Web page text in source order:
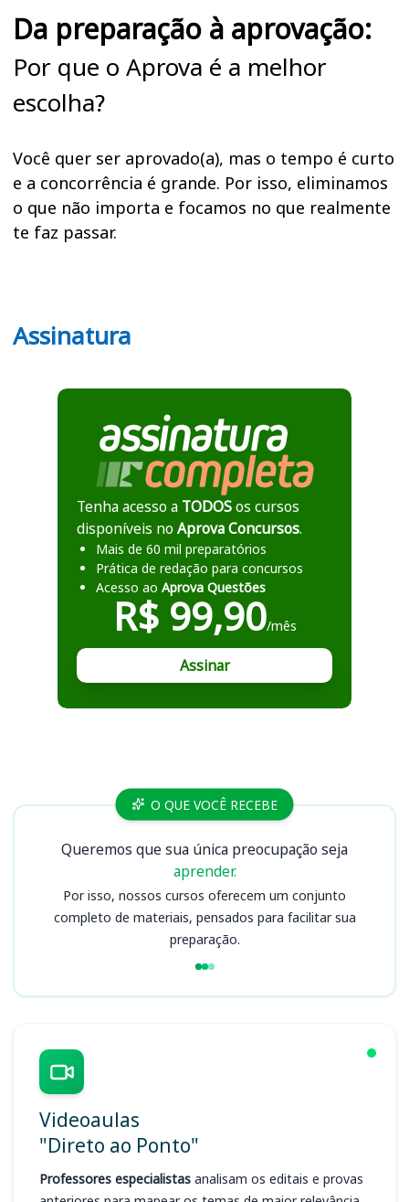
Da preparação à aprovação:
Por que o Aprova é a melhor
escolha?
Você quer ser aprovado(a), mas o tempo é curto
e a concorrência é grande. Por isso, eliminamos
o que não importa e focamos no que realmente
te faz passar.
Assinatura
Tenha acesso a TODOSos cursos
disponíveis noAprova Concursos.
Mais de 60 mil preparatórios
Prática de redação para concursos
Acesso ao Aprova Questões
R$ 99,90/mês
Assinar
Cursos O QUE VOCÊ RECEBE
Queremos que sua única preocupação seja
aprender.
Por isso, nossos cursos oferecem um conjunto
completo de materiais, pensados para facilitar sua
preparação.
Videoaulas
"Direto ao Ponto"
Professores especialistas analisam os editais e provas